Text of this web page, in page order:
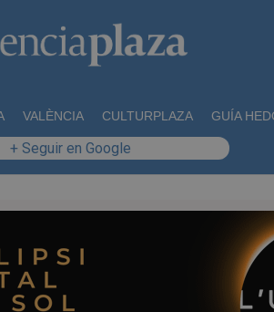
VALÈNCIA CULTURPLAZA GUÍA
+ Seguir en Google